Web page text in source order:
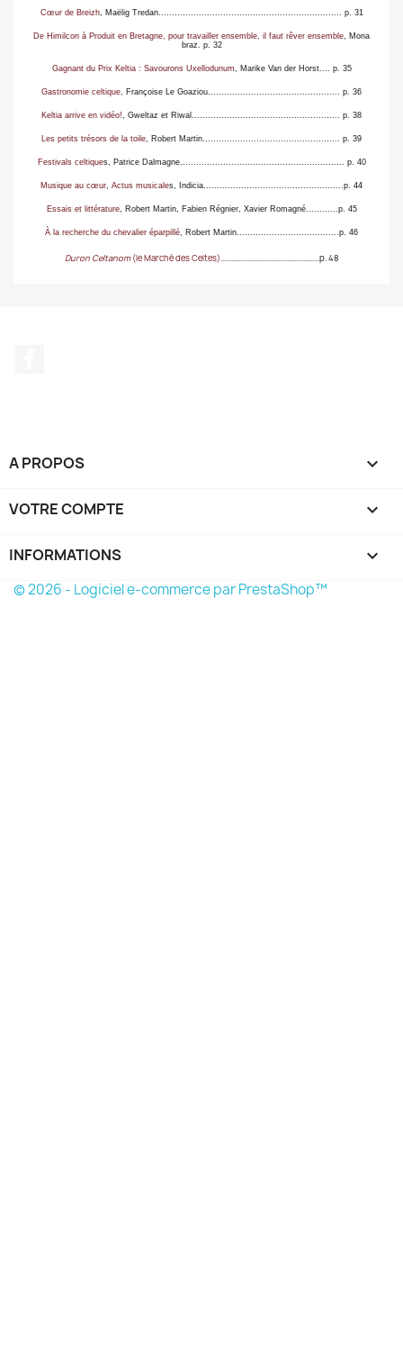
Cœur de Breizh, Maëlig Tredan....................................................... ............. p. 31
De Himilcon à Produit en Bretagne, pour travailler ensemble, il faut rêver ensemble , Mona
braz
p. 32
Gagnant du Prix Keltia : Savourons Uxellodunum , Marike Van der Horst... . p. 35
Gastronomie celtique , Françoise Le Goaziou p. 36
Keltia arrive en vidéo! , Gweltaz et Riwal ... p. 38
Les petits trésors de la toile , Robert Martin ................................................... p. 39
Festivals celtiques, Patrice Dalmagne............................................................. p. 40
Musique au cœur Actus musicales, Indicia ....................................................p. 44
Essais et littérature, Robert Martin, Fabien Régnier, Xavier Romagné............p. 45
À la recherche du chevalier éparpillé , Robert Martin ......................................p. 46
Duron Celtanom(le Marché des Celtes).......................................................p. 48
A PROPOS 
VOTRE COMPTE 
INFORMATIONS keyboard_arrow_down
© 2026 - Logiciel e-commerce par PrestaShop™